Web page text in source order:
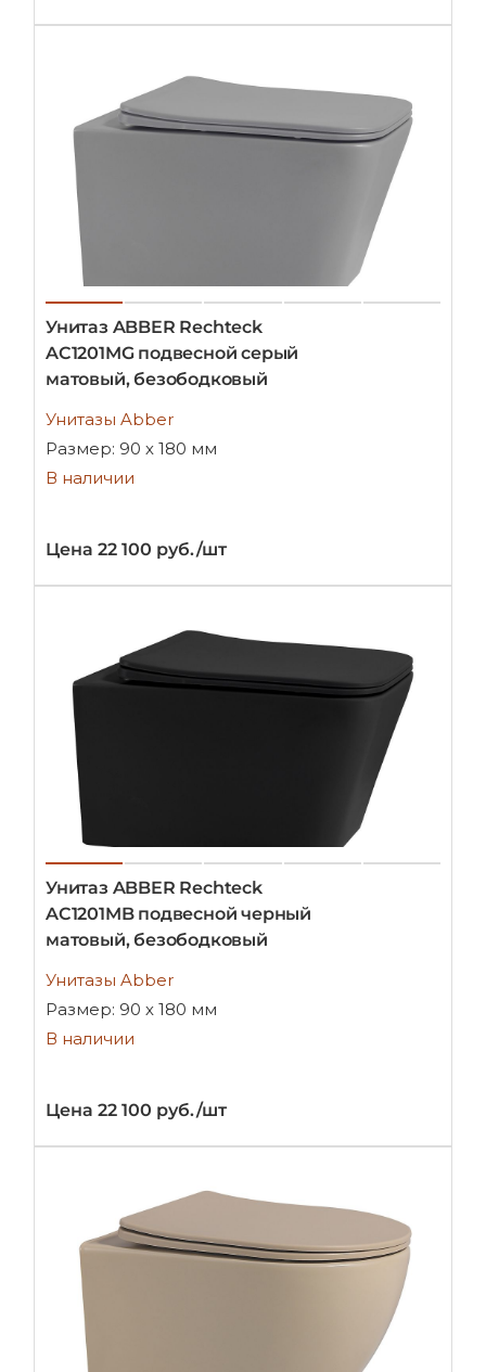
Унитаз ABBER Rechteck
AC1201MG подвесной серый
матовый, безободковый
Унитазы Abber
Размер: 90 х 180 мм
В наличии
Цена 22 100 руб./шт
Унитаз ABBER Rechteck
AC1201MB подвесной черный
матовый, безободковый
Унитазы Abber
Размер: 90 х 180 мм
В наличии
Цена 22 100 руб./шт